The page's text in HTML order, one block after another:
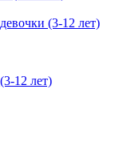
(3-12 лет)
12 лет)